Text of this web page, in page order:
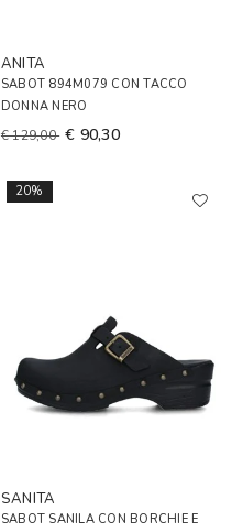
ANITA
SABOT 894M079 CON TACCO
DONNA NERO
€ 129,00 € 90,30
20%
SANITA
SABOT SANILA CON BORCHIE E